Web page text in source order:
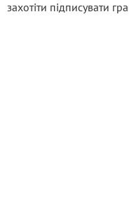
захотіти підписувати